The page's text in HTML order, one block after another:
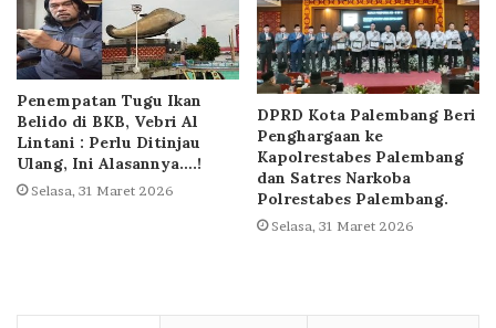
Penempatan Tugu Ikan
Belido di BKB, Vebri Al
Lintani : Perlu Ditinjau
Ulang, Ini Alasannya….!
Selasa, 31 Maret 2026
DPRD Kota Palembang Beri
Penghargaan ke
Kapolrestabes Palembang
dan Satres Narkoba
Polrestabes Palembang.
Selasa, 31 Maret 2026